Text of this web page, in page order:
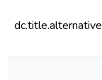
dc.title.alternative